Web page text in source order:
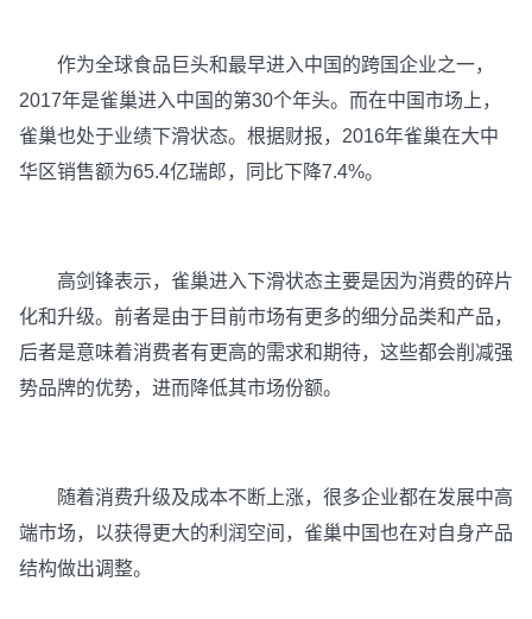
作为全球食品巨头和最早进入中国的跨国企业之一，
2017年是雀巢进入中国的第30个年头。而在中国市场上，
雀巢也处于业绩下滑状态。根据财报，2016年雀巢在大中
华区销售额为65.4亿瑞郎，同比下降7.4%。
高剑锋表示，雀巢进入下滑状态主要是因为消费的碎片
化和升级。前者是由于目前市场有更多的细分品类和产品，
后者是意味着消费者有更高的需求和期待，这些都会削减强
势品牌的优势，进而降低其市场份额。
随着消费升级及成本不断上涨，很多企业都在发展中高
端市场，以获得更大的利润空间，雀巢中国也在对自身产品
结构做出调整。